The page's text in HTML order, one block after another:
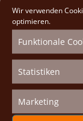
Wir verwenden
optimieren.
Funktionale
Statistiken
Marketing
Adventexerzitien
2026(2)
2025(7)
2024(5)
2023(13)
2022(9)